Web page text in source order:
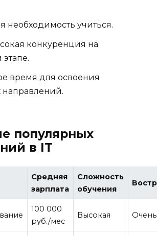
необходимость учиться.
конкуренция на
время для освоения
направлений.
популярных
в IT
Средняя
зарплата
Сложность
обучения
100 000
руб./мес
Высокая